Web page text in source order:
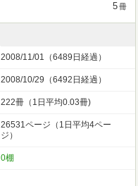
5冊
2008/11/01（6489日経過）
2008/10/29（6492日経過）
222冊（1日平均0.03冊)
26531ページ（1日平均4ペー
ジ）
0棚